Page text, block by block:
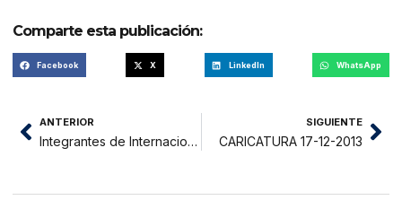
Comparte esta publicación:
Facebook X LinkedIn WhatsApp
ANTERIOR
Integrantes de Internacional Yurimaguas se salvaron de ser asaltados
SIGUIENTE
CARICATURA 17-12-2013